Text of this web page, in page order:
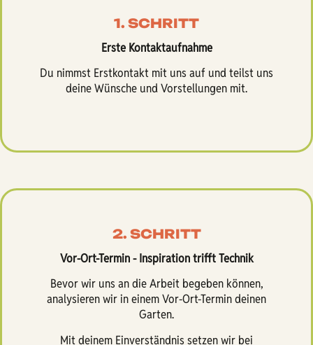
1. SCHRITT
Erste Kontaktaufnahme
Du nimmst Erstkontakt mit uns auf und teilst uns
deine Wünsche und Vorstellungen mit.
2. SCHRITT
Vor-Ort-Termin - Inspiration trifft Technik
Bevor wir uns an die Arbeit begeben können,
analysieren wir in einem Vor-Ort-Termin deinen
Garten.
Mit deinem Einverständnis setzen wir bei